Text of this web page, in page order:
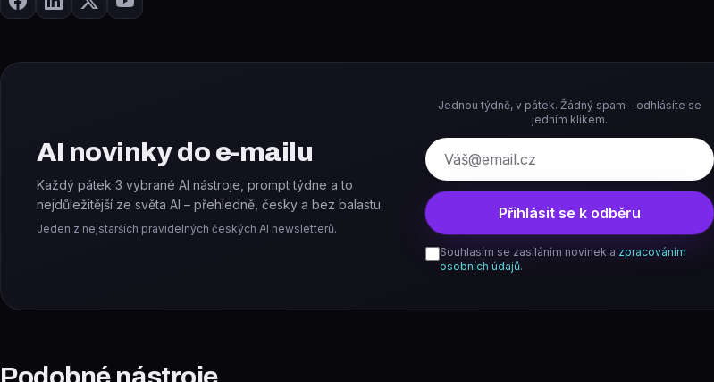
AI novinky do e-mailu
Každý pátek 3 vybrané AI nástroje, prompt týdne a to
nejdůležitější ze světa AI – přehledně, česky a bez balastu.
Jeden z nejstarších pravidelných českých AI newsletterů.
Jednou týdně, v pátek. Žádný spam – odhlásíte se
jedním klikem.
E-mail
Přihlásit se k odběru
Souhlasím se zasíláním novinek a zpracováním
osobních údajů.